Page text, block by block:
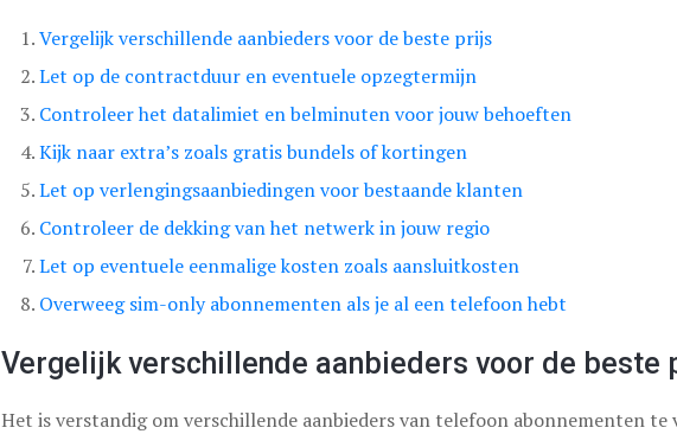
Vergelijk verschillende aanbieders voor de beste prijs
Let op de contractduur en eventuele opzegtermijn
Controleer het datalimiet en belminuten voor jouw behoeften
Kijk naar extra’s zoals gratis bundels of kortingen
Let op verlengingsaanbiedingen voor bestaande klanten
Controleer de dekking van het netwerk in jouw regio
Let op eventuele eenmalige kosten zoals aansluitkosten
Overweeg sim-only abonnementen als je al een telefoon hebt
Vergelijk verschillende aanbieders voor de beste
Het is verstandig om verschillende aanbieders van telefoon abonnementen te